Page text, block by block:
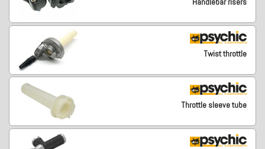
Twist throttle
Throttle sleeve tube